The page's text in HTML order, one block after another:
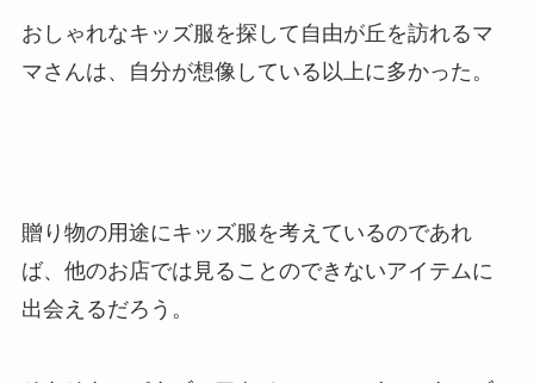
おしゃれなキッズ服を探して自由が丘を訪れるマ
マさんは、自分が想像している以上に多かった。
贈り物の用途にキッズ服を考えているのであれ
ば、他のお店では見ることのできないアイテムに
出会えるだろう。